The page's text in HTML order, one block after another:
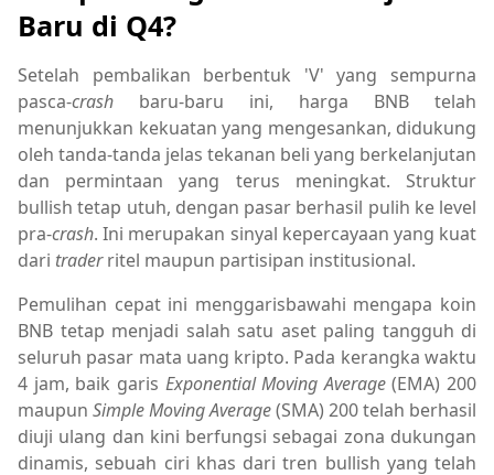
Baru di Q4?
Setelah pembalikan berbentuk 'V' yang sempurna
pasca-crash baru-baru ini, harga BNB telah
menunjukkan kekuatan yang mengesankan, didukung
oleh tanda-tanda jelas tekanan beli yang berkelanjutan
dan permintaan yang terus meningkat. Struktur
bullish tetap utuh, dengan pasar berhasil pulih ke level
pra-crash. Ini merupakan sinyal kepercayaan yang kuat
dari traderritel maupun partisipan institusional.
Pemulihan cepat ini menggarisbawahi mengapa koin
BNB tetap menjadi salah satu aset paling tangguh di
seluruh pasar mata uang kripto. Pada kerangka waktu
4 jam, baik garis Exponential Moving Average(EMA) 200
maupun Simple Moving Average(SMA) 200 telah berhasil
diuji ulang dan kini berfungsi sebagai zona dukungan
dinamis, sebuah ciri khas dari tren bullish yang telah